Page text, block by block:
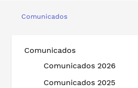
Comunicados
Comunicados
Comunicados 2026
Comunicados 2025